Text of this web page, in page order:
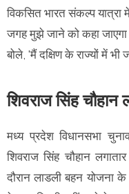
विकसित भारत संकल्प यात्रा
जगह मुझे जाने को कहा
बोले, 'मैं दक्षिण के राज्यों में भी
शिवराज सिंह चौहान
मध्य प्रदेश विधानसभा
शिवराज सिंह चौहान
दौरान लाडली बहन योजना